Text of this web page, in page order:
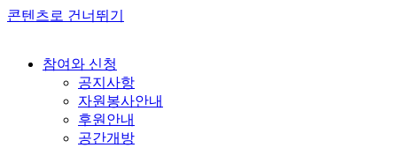
콘텐츠로 건너뛰기
참여와 신청
공지사항
자원봉사안내
후원안내
공간개방